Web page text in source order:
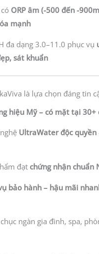
ORP âm (-500 đến -
mạnh
đa dạng 3.0–11.0 phục vụ
sát khuẩn
là lựa chọn đáng tin
hiệu Mỹ – có mặt tại 30+
UltraWater độc quyền
đạt chứng nhận chuẩn
bảo hành – hậu mãi
ngàn gia đình, spa,